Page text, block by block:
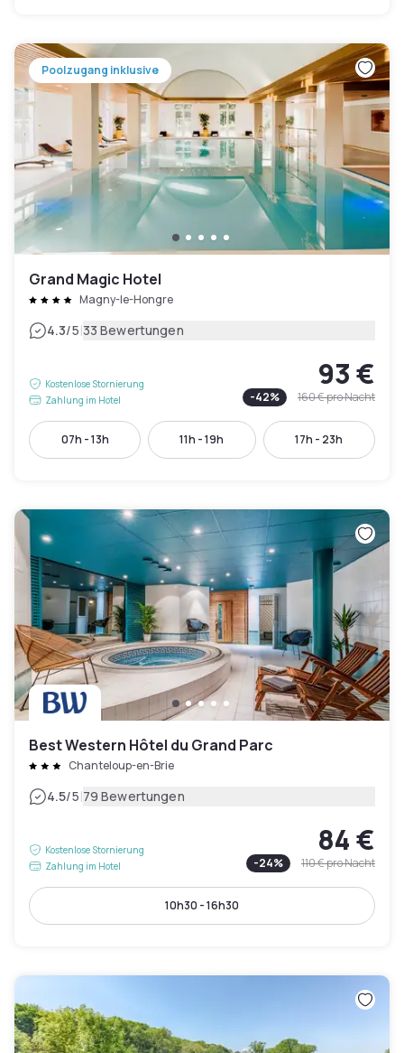
Poolzugang inklusive
Grand Magic Hotel
Magny-le-Hongre
4.3/5|33 Bewertungen
Kostenlose Stornierung
Zahlung im Hotel
93 €
-42% 160 €pro Nacht
07h - 13h 11h - 19h 17h - 23h
Best Western Hôtel du Grand Parc
Chanteloup-en-Brie
4.5/5|79 Bewertungen
Kostenlose Stornierung
Zahlung im Hotel
84 €
-24% 110 €pro Nacht
10h30 - 16h30